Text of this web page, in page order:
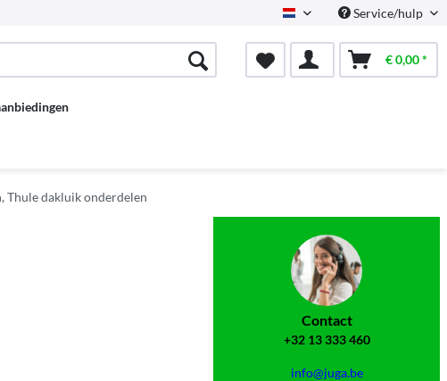
Dutch Service/hulp
€ 0,00 *
Thule dakluik onderdelen
Contact
+32 13 333 460
info@juga.be